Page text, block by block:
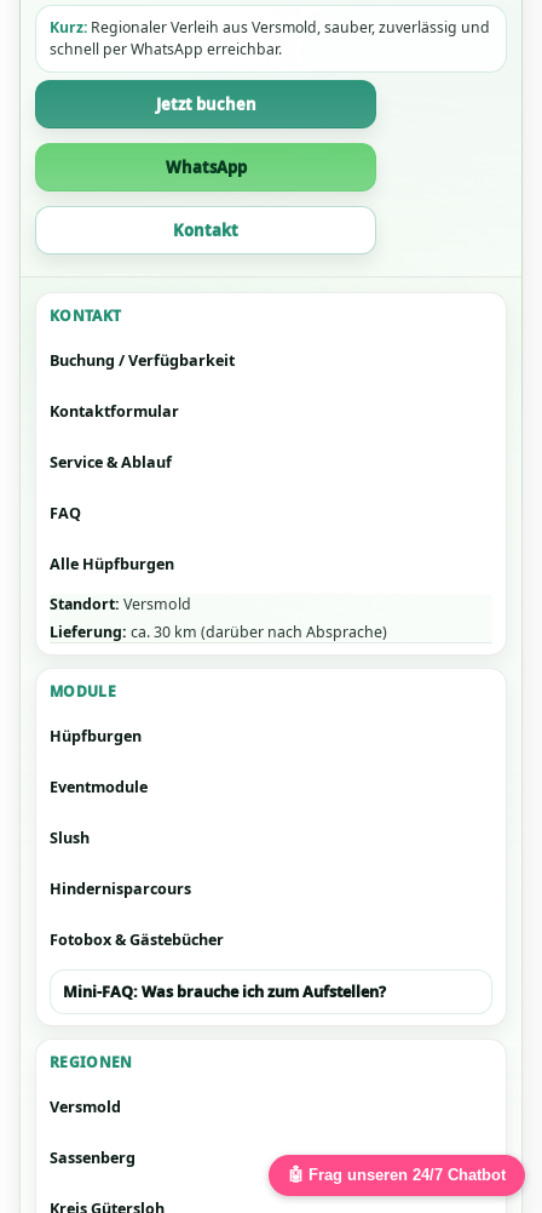
Kurz: Regionaler Verleih aus Versmold, sauber, zuverlässig und
schnell per WhatsApp erreichbar.
Jetzt buchen
WhatsApp
Kontakt
KONTAKT
Buchung / Verfügbarkeit
Kontaktformular
Service & Ablauf
FAQ
Alle Hüpfburgen
Standort: Versmold
Lieferung: ca. 30 km (darüber nach Absprache)
MODULE
Hüpfburgen
Eventmodule
Slush
Hindernisparcours
Fotobox & Gästebücher
Mini-FAQ: Was brauche ich zum Aufstellen?
REGIONEN
Versmold
Sassenberg
Kreis Gütersloh
🤖 Frag unseren 24/7 Chatbot